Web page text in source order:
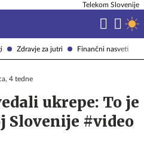
Zdravje za jutri Finančni nasveti
Telekom Slovenije
4 tedne
ukrepe: To je
Slovenije #video